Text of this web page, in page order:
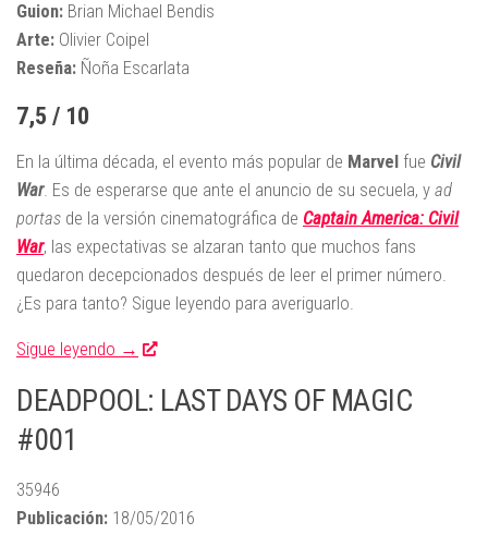
Guion: Brian Michael Bendis
Arte: Olivier Coipel
Reseña: Ñoña Escarlata
7,5 / 10
En la última década, el evento más popular de Marvel fue Civil
War. Es de esperarse que ante el anuncio de su secuela, y ad
portas de la versión cinematográfica de Captain America: Civil
War, las expectativas se alzaran tanto que muchos fans
quedaron decepcionados después de leer el primer número.
¿Es para tanto? Sigue leyendo para averiguarlo.
Sigue leyendo →
DEADPOOL: LAST DAYS OF MAGIC
#001
35946
Publicación: 18/05/2016